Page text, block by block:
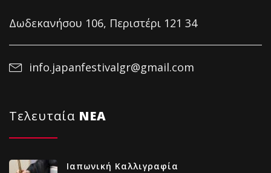
Δωδεκανήσου 106, Περιστέρι 121 34
info.japanfestivalgr@gmail.com
Τελευταία NΕΑ
Ιαπωνική Καλλιγραφία